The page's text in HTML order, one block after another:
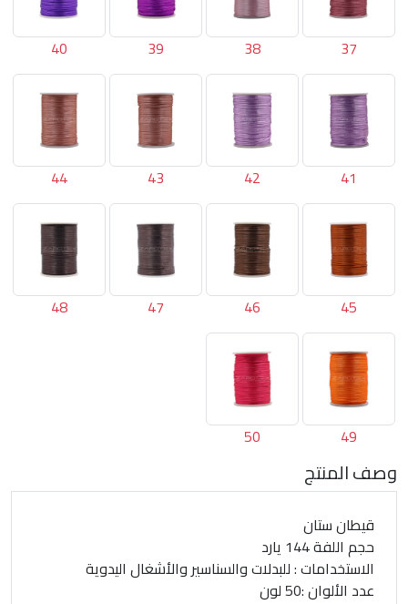
37
38
39
40
41
42
43
44
45
46
47
48
49
50
وصف المنتج
قيطان ستان
حجم اللفة 144 يارد
الاستخدامات : للبدلات والسناسير والأشغال اليدوية
عدد الألوان :50 لون